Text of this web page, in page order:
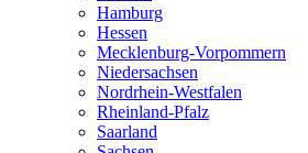
Hamburg
Hessen
Mecklenburg-Vorpommern
Niedersachsen
Nordrhein-Westfalen
Rheinland-Pfalz
Saarland